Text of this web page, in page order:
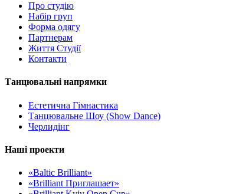
Про студію
Набір груп
Форма одягу
Партнерам
Життя Студії
Контакти
Танцювальні напрямки
Естетична Гімнастика
Танцювальне Шоу (Show Dance)
Черлидінг
Наші проекти
«Baltic Brilliant»
«Brilliant Приглашает»